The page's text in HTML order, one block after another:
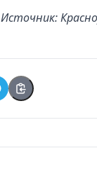
Источник: